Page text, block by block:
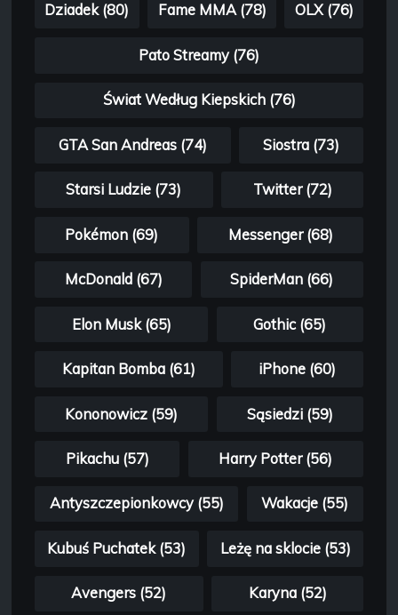
Dziadek (80) Fame MMA (78) OLX (76)
Pato Streamy (76)
Świat Według Kiepskich (76)
GTA San Andreas (74) Siostra (73)
Starsi Ludzie (73) Twitter (72)
Pokémon (69) Messenger (68)
McDonald (67) SpiderMan (66)
Elon Musk (65) Gothic (65)
Kapitan Bomba (61) iPhone (60)
Kononowicz (59) Sąsiedzi (59)
Pikachu (57) Harry Potter (56)
Antyszczepionkowcy (55) Wakacje (55)
Kubuś Puchatek (53) Leżę na sklocie (53)
Avengers (52) Karyna (52)